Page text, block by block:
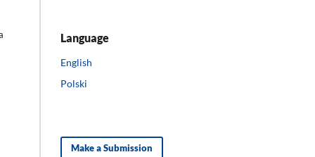
Language
English
Polski
Make a Submission